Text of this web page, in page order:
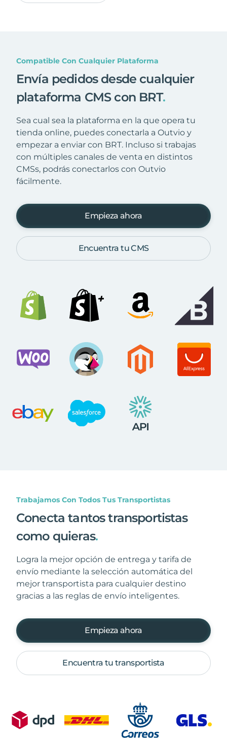
Compatible Con Cualquier Plataforma
Envía pedidos desde cualquier
plataforma CMS con BRT.
Sea cual sea la plataforma en la que opera tu
tienda online, puedes conectarla a Outvio y
empezar a enviar con BRT. Incluso si trabajas
con múltiples canales de venta en distintos
CMSs, podrás conectarlos con Outvio
fácilmente.
Empieza ahora
Encuentra tu CMS
Trabajamos Con Todos Tus Transportistas
Conecta tantos transportistas
como quieras.
Logra la mejor opción de entrega y tarifa de
envío mediante la selección automática del
mejor transportista para cualquier destino
gracias a las reglas de envío inteligentes.
Empieza ahora
Encuentra tu transportista